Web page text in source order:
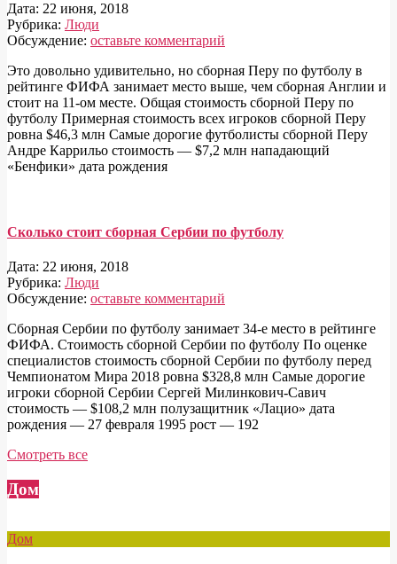
Дата: 22 июня, 2018
Рубрика: Люди
Обсуждение: оставьте комментарий
Это довольно удивительно, но сборная Перу по футболу в
рейтинге ФИФА занимает место выше, чем сборная Англии и
стоит на 11-ом месте. Общая стоимость сборной Перу по
футболу Примерная стоимость всех игроков сборной Перу
ровна $46,3 млн Самые дорогие футболисты сборной Перу
Андре Каррильо стоимость — $7,2 млн нападающий
«Бенфики» дата рождения
Сколько стоит сборная Сербии по футболу
Дата: 22 июня, 2018
Рубрика: Люди
Обсуждение: оставьте комментарий
Сборная Сербии по футболу занимает 34-е место в рейтинге
ФИФА. Стоимость сборной Сербии по футболу По оценке
специалистов стоимость сборной Сербии по футболу перед
Чемпионатом Мира 2018 ровна $328,8 млн Самые дорогие
игроки сборной Сербии Сергей Милинкович-Савич
стоимость — $108,2 млн полузащитник «Лацио» дата
рождения — 27 февраля 1995 рост — 192
Смотреть все
Дом
Дом